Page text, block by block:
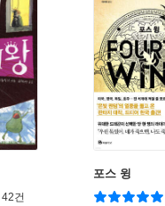
42건
포스 윙